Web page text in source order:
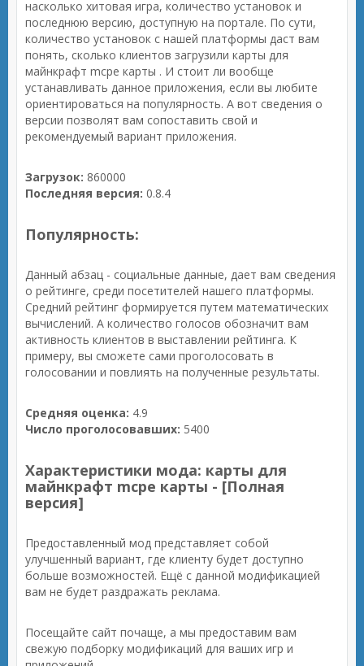
насколько хитовая игра, количество установок и
последнюю версию, доступную на портале. По сути,
количество установок с нашей платформы даст вам
понять, сколько клиентов загрузили карты для
майнкрафт mcpe карты . И стоит ли вообще
устанавливать данное приложения, если вы любите
ориентироваться на популярность. А вот сведения о
версии позволят вам сопоставить свой и
рекомендуемый вариант приложения.
Загрузок: 860000
Последняя версия: 0.8.4
Популярность:
Данный абзац - социальные данные, дает вам сведения
о рейтинге, среди посетителей нашего платформы.
Средний рейтинг формируется путем математических
вычислений. А количество голосов обозначит вам
активность клиентов в выставлении рейтинга. К
примеру, вы сможете сами проголосовать в
голосовании и повлиять на полученные результаты.
Средняя оценка: 4.9
Число проголосовавших: 5400
Характеристики мода: карты для
майнкрафт mcpe карты - [Полная
версия]
Предоставленный мод представляет собой
улучшенный вариант, где клиенту будет доступно
больше возможностей. Ещё с данной модификацией
вам не будет раздражать реклама.
Посещайте сайт почаще, а мы предоставим вам
свежую подборку модификаций для ваших игр и